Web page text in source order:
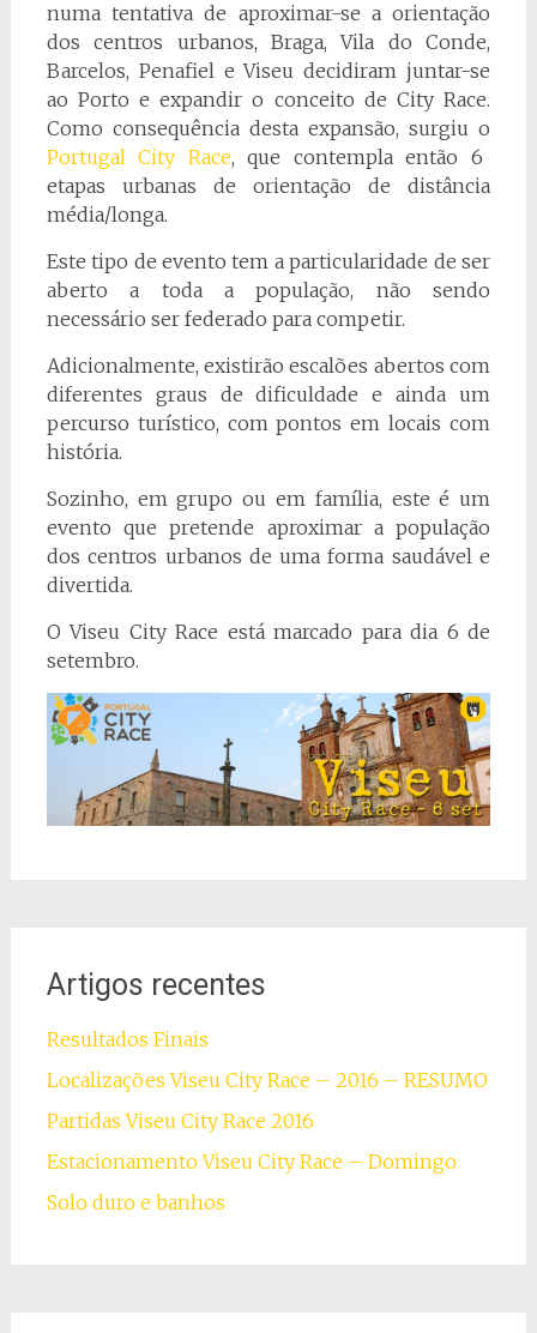
numa tentativa de aproximar-se a orientação
dos centros urbanos, Braga, Vila do Conde,
Barcelos, Penafiel e Viseu decidiram juntar-se
ao Porto e expandir o conceito de City Race.
Como consequência desta expansão, surgiu o
Portugal City Race, que contempla então 6
etapas urbanas de orientação de distância
média/longa.
Este tipo de evento tem a particularidade de ser
aberto a toda a população, não sendo
necessário ser federado para competir.
Adicionalmente, existirão escalões abertos com
diferentes graus de dificuldade e ainda um
percurso turístico, com pontos em locais com
história.
Sozinho, em grupo ou em família, este é um
evento que pretende aproximar a população
dos centros urbanos de uma forma saudável e
divertida.
O Viseu City Race está marcado para dia 6 de
setembro.
Artigos recentes
Resultados Finais
Localizações Viseu City Race – 2016 – RESUMO
Partidas Viseu City Race 2016
Estacionamento Viseu City Race – Domingo
Solo duro e banhos